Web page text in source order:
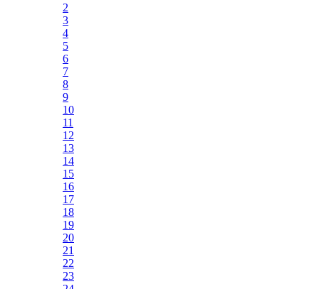
2
3
4
5
6
7
8
9
10
11
12
13
14
15
16
17
18
19
20
21
22
23